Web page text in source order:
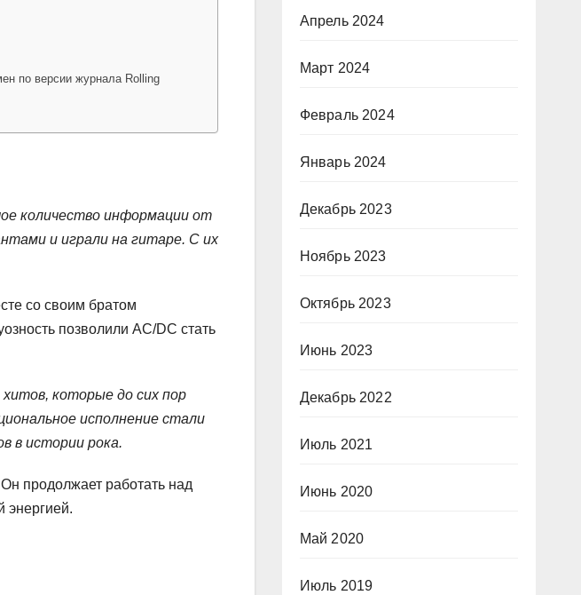
по версии журнала Rolling
количество информации от
и играли на гитаре. С их
со своим братом
позволили AC/DC стать
которые до сих пор
исполнение стали
в истории рока.
продолжает работать над
энергией.
Апрель 2024
Март 2024
Февраль 2024
Январь 2024
Декабрь 2023
Ноябрь 2023
Октябрь 2023
Июнь 2023
Декабрь 2022
Июль 2021
Июнь 2020
Май 2020
Июль 2019